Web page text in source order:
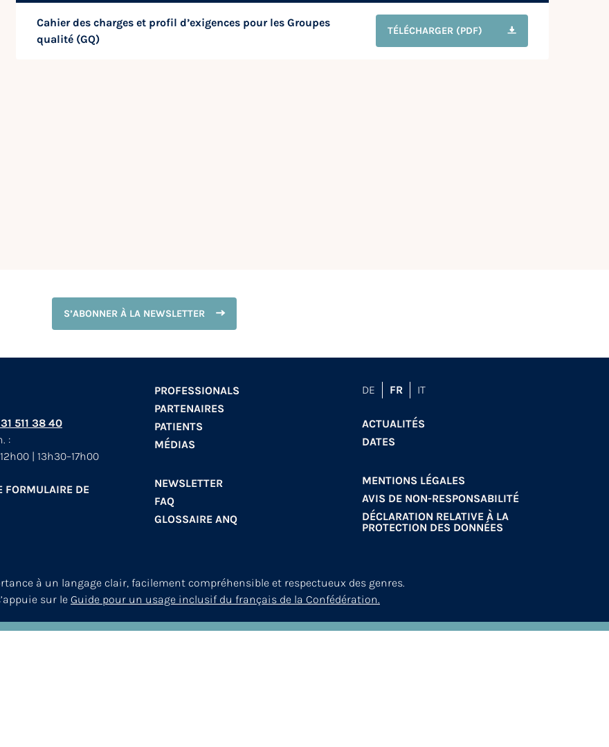
Cahier des charges et profil d’exigences pour les Groupes
qualité (GQ)
TÉLÉCHARGER (PDF)
S’ABONNER À LA NEWSLETTER
511 38 40
:
| 13h30–17h00
FORMULAIRE DE
PROFESSIONALS
PARTENAIRES
PATIENTS
MÉDIAS
NEWSLETTER
FAQ
GLOSSAIRE ANQ
DE FR IT
ACTUALITÉS
DATES
MENTIONS LÉGALES
AVIS DE NON-RESPONSABILITÉ
DÉCLARATION RELATIVE À LA
PROTECTION DES DONNÉES
à un langage clair, facilement compréhensible et respectueux des genres.
sur le Guide pour un usage inclusif du français de la Confédération.